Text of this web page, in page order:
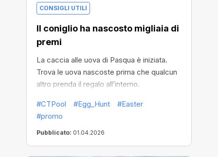
CONSIGLI UTILI
Il coniglio ha nascosto migliaia di
premi
La caccia alle uova di Pasqua è iniziata.
Trova le uova nascoste prima che qualcun
altro prenda il regalo all’interno.
#CTPool #Egg_Hunt
#Easter
#promo
Pubblicato: 01.04.2026